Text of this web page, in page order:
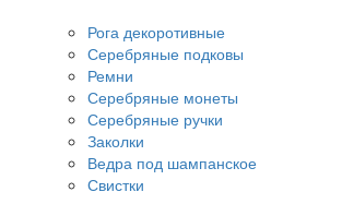
Рога декоротивные
Серебряные подковы
Ремни
Серебряные монеты
Серебряные ручки
Заколки
Ведра под шампанское
Свистки